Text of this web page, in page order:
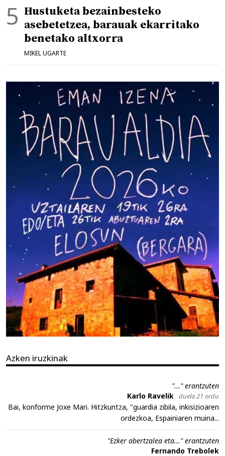
Hustuketa bezainbesteko
asebetetzea, barauak ekarritako
benetako altxorra
MIKEL UGARTE
Azken iruzkinak
"..." erantzuten
Karlo Ravelik duela 21 ordu
Bai, konforme Joxe Mari. Hitzkuntza, "guardia zibila, inkisizioaren
ordezkoa, Espainiaren muina...
"Ezker abertzalea eta..." erantzuten
Fernando Trebolek